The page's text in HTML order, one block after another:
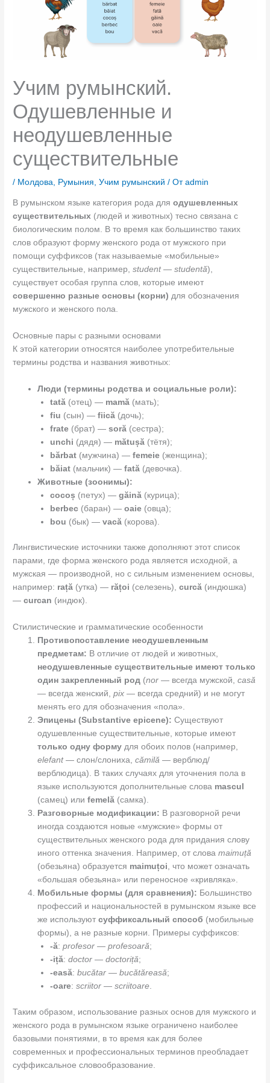
Учим румынский.
Одушевленные и
неодушевленные
существительные
/ Молдова, Румыния,Учим румынский / Отadmin
В румынском языке категория рода дляодушевленных
существительных (людей и животных) тесно связана с
биологическим полом. В то время как большинство таких
слов образуют форму женского рода от мужского при
помощи суффиксов (так называемые «мобильные»
существительные, например,student — studentă),
существует особая группа слов, которые имеют
совершенно разные основы (корни) для обозначения
мужского и женского пола.
Основные пары с разными основами
К этой категории относятся наиболее употребительные
термины родства и названия животных:
Люди (термины родства и социальные роли):
tată(отец) — mamă(мать);
fiu (сын) — fiică(дочь);
frate(брат) — soră(сестра);
unchi (дядя) — mătușă(тётя);
bărbat(мужчина) — femeie(женщина);
băiat(мальчик) — fată(девочка).
Животные (зоонимы):
cocoș (петух) — găină(курица);
berbec(баран) — oaie(овца);
bou (бык) — vacă(корова).
Лингвистические источники также дополняют этот список
парами, где форма женского рода является исходной, а
мужская — производной, но с сильным изменением основы,
например: rață (утка) — rățoi (селезень),curcă (индюшка)
—curcan (индюк).
Стилистические и грамматические особенности
Противопоставление неодушевленным
предметам: В отличие от людей и животных,
неодушевленные существительные имеют только
один закрепленный род (nor — всегда мужской,casă
— всегда женский,pix — всегда средний) и не могут
менять его для обозначения «пола».
Эпицены (Substantive epicene): Существуют
одушевленные существительные, которые имеют
только одну форму для обоих полов (например,
elefant— слон/слониха,cămilă — верблюд/
верблюдица). В таких случаях для уточнения пола в
языке используются дополнительные слова mascul
(самец) илиfemelă (самка).
Разговорные модификации: В разговорной речи
иногда создаются новые «мужские» формы от
существительных женского рода для придания слову
иного оттенка значения. Например, от словаmaimuță
(обезьяна) образуется maimuțoi, что может означать
«большая обезьяна» или переносное «кривляка».
Мобильные формы (для сравнения): Большинство
профессий и национальностей в румынском языке все
же используютсуффиксальный способ (мобильные
формы), а не разные корни. Примеры суффиксов:
-ă: profesor — profesoară;
-iță: doctor — doctoriță;
-easă: bucătar — bucătăreasă;
-oare: scriitor — scriitoare.
Таким образом, использование разных основ для мужского и
женского рода в румынском языке ограничено наиболее
базовыми понятиями, в то время как для более
современных и профессиональных терминов преобладает
суффиксальное словообразование.